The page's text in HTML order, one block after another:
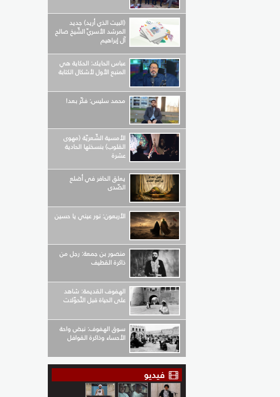
(البيت الذي أريد) جديد
المرشد الأسريّ الشّيخ صالح
آل إبراهيم
عباس الحايك: الحكاية هي
المنبع الأول لأشكال الكتابة
محمد سليس: فكّر بعد!
الأمسية الشّعريّة (مهوى
القلوب) بنسختها الحادية
عشرة
يعلق الحافر في أضلع
الصّدى
الأربعون: نور عيني يا حسين
منصور بن جمعة: رجل من
ذاكرة القطيف
الهفوف القديمة: شاهد
على الحياة قبل التّحوّلات
سوق الهفوف: نبض واحة
الأحساء وذاكرة القوافل
فيديو